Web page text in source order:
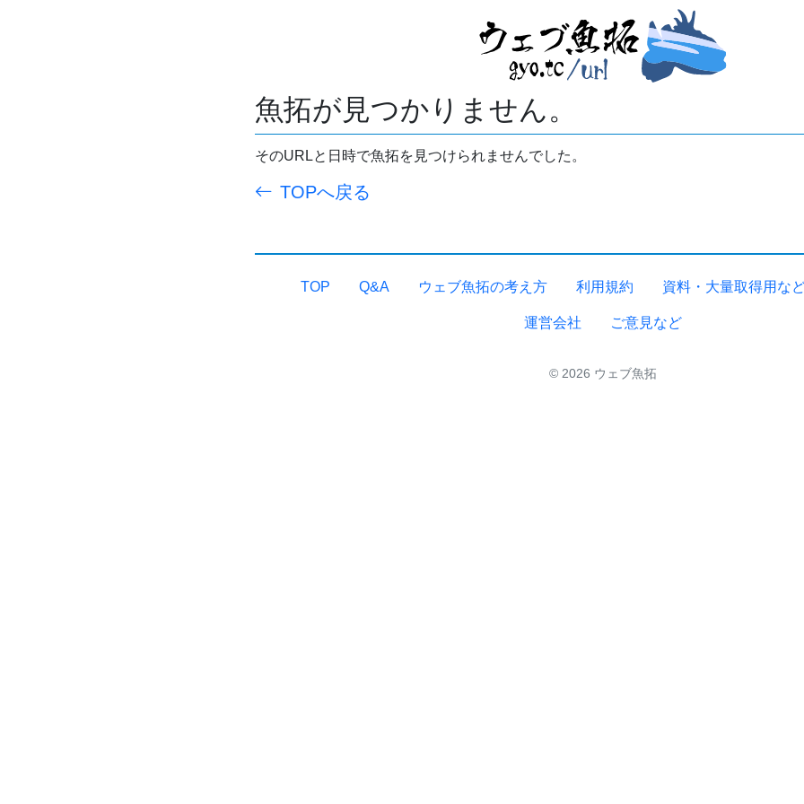
魚拓が見つかりません。
そのURLと日時で魚拓を見つけられませんでした。
TOPへ戻る
TOP Q&A ウェブ魚拓の考え方 利用規約 資料・大量取得用な
運営会社 ご意見など
© 2026 ウェブ魚拓